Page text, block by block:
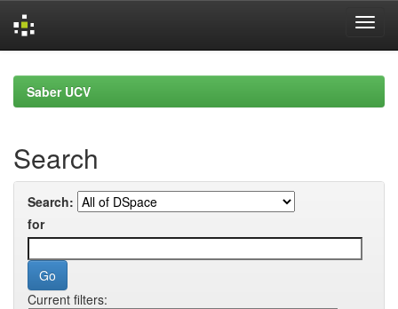
navigationSaber UCV
Search
Search:
for
Current filters: